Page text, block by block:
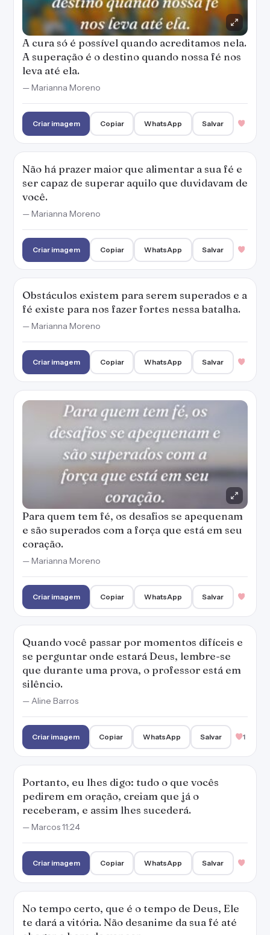
A cura só é possível quando acreditamos nela.
A superação é o destino quando nossa fé nos
leva até ela.
— Marianna Moreno
Criar imagem Copiar WhatsApp Salvar
Não há prazer maior que alimentar a sua fé e
ser capaz de superar aquilo que duvidavam de
você.
— Marianna Moreno
Criar imagem Copiar WhatsApp Salvar
Obstáculos existem para serem superados e a
fé existe para nos fazer fortes nessa batalha.
— Marianna Moreno
Criar imagem Copiar WhatsApp Salvar
Para quem tem fé, os desafios se apequenam
e são superados com a força que está em seu
coração.
— Marianna Moreno
Criar imagem Copiar WhatsApp Salvar
Quando você passar por momentos difíceis e
se perguntar onde estará Deus, lembre-se
que durante uma prova, o professor está em
silêncio.
— Aline Barros
Criar imagem Copiar WhatsApp Salvar 1
Portanto, eu lhes digo: tudo o que vocês
pedirem em oração, creiam que já o
receberam, e assim lhes sucederá.
— Marcos 11:24
Criar imagem Copiar WhatsApp Salvar
No tempo certo, que é o tempo de Deus, Ele
te dará a vitória. Não desanime da sua fé até